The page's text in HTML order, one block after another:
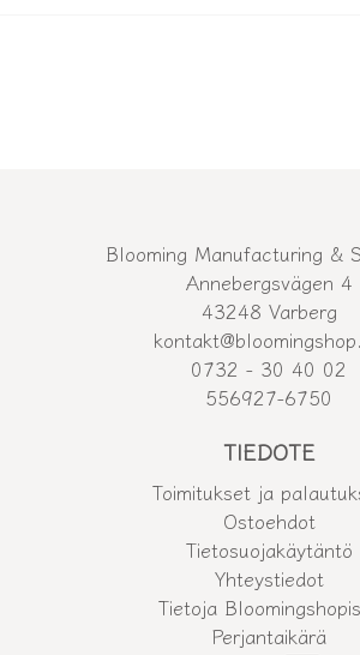
Blooming Manufacturing &
Annebergsvägen 4
43248 Varberg
0732 - 30 40 02
556927-6750
TIEDOTE
Toimitukset ja
Ostoehdot
Tietosuojakäytäntö
Yhteystiedot
Tietoja
Perjantaikärä